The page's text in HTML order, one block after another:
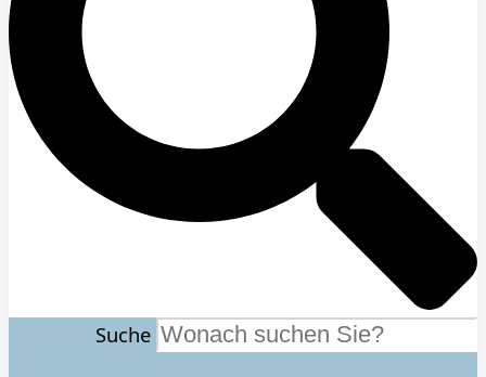
Suche